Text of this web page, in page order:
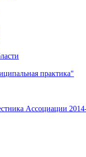
практика"
Ассоциации